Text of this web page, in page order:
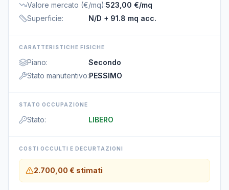
Valore mercato (€/mq):523,00 €/mq
Superficie: N/D + 91.8 mq acc.
CARATTERISTICHE FISICHE
Piano:
Secondo
Stato manutentivo:PESSIMO
STATO OCCUPAZIONE
Stato: LIBERO
COSTI OCCULTI E DECURTAZIONI
2.700,00 € stimati